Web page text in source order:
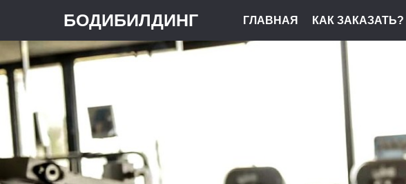
БОДИБИЛДИНГ ГЛАВНАЯ КАК ЗАКАЗАТЬ?